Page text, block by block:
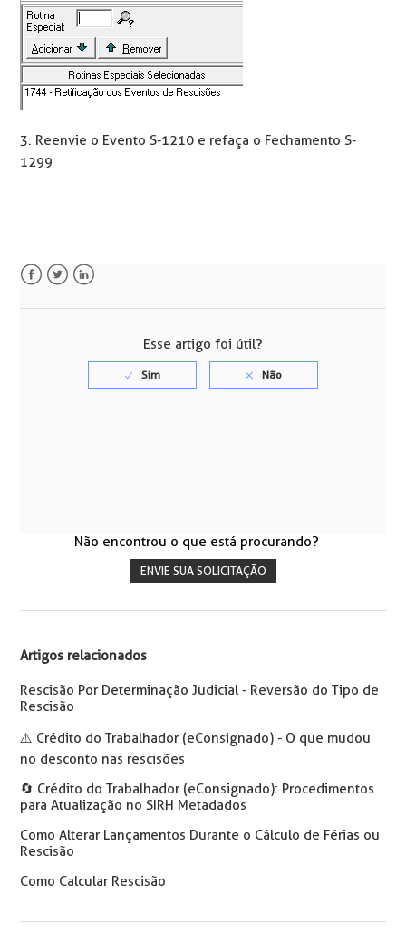
3. Reenvie o Evento S-1210 e refaça o Fechamento S-
1299
Esse artigo foi útil?
Não encontrou o que está procurando?
ENVIE SUA SOLICITAÇÃO
Artigos relacionados
Rescisão Por Determinação Judicial - Reversão do Tipo de
Rescisão
⚠️ Crédito do Trabalhador (eConsignado) - O que mudou
no desconto nas rescisões
🔄️ Crédito do Trabalhador (eConsignado): Procedimentos
para Atualização no SIRH Metadados
Como Alterar Lançamentos Durante o Cálculo de Férias ou
Rescisão
Como Calcular Rescisão